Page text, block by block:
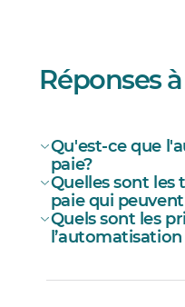
Réponses
Qu'est-ce que
paie?
Quelles sont les
paie qui
Le calcul des
Quels sont les